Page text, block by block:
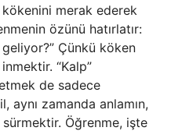
merak ederek
özünü hatırlatır:
Çünkü köken
“Kalp”
de sadece
aynı zamanda anlamın,
Öğrenme, işte